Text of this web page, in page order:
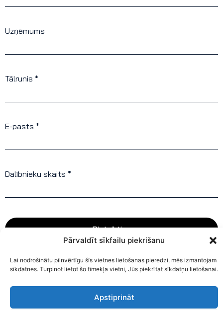
Pārvaldīt sīkfailu piekrišanu
Lai nodrošinātu pilnvērtīgu šīs vietnes lietošanas pieredzi, mēs izmantojam
sīkdatnes. Turpinot lietot šo tīmekļa vietni, Jūs piekrītat sīkdatņu lietošanai.
Apstiprināt
Uzņēmums
Tālrunis *
E-pasts *
Dalībnieku skaits *
Pieteikties